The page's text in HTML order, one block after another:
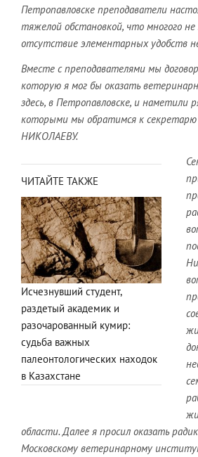
Петропавловске преподаватели
тяжелой обстановкой, что многого не
отсутствие элементарных удобств
Вместе с преподавателями мы
которую я мог бы оказать
здесь, в Петропавловске, и наметили
которыми мы обратимся к секретарю
НИКОЛАЕВУ.
ЧИТАЙТЕ ТАКЖЕ
Исчезнувший студент,
раздетый академик и
разочарованный кумир:
судьба важных
палеонтологических находок
в Казахстане
области. Далее я просил оказать
Московскому ветеринарному